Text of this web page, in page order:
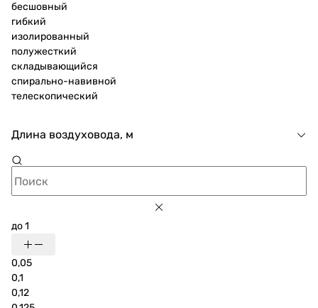
бесшовный
гибкий
изолированный
полужесткий
складывающийся
спирально-навивной
телескопический
Длина воздуховода, м
до 1
0,05
0,1
0,12